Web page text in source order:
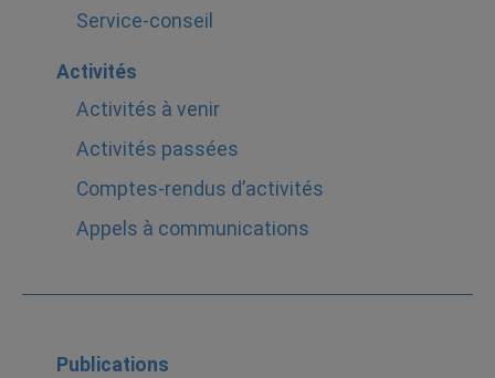
Service-conseil
Activités
Activités à venir
Activités passées
Comptes-rendus d’activités
Appels à communications
Publications